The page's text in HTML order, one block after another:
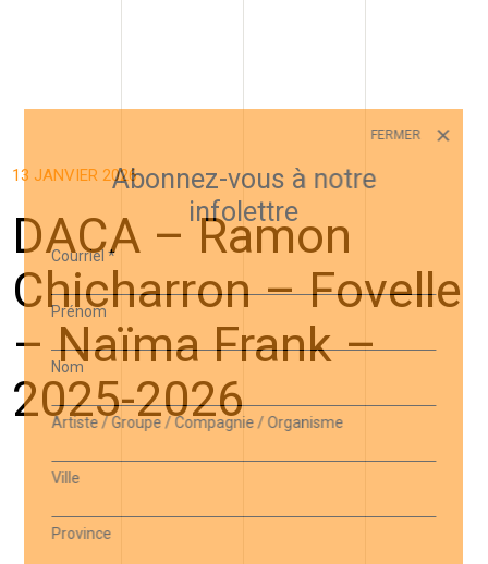
13 JANVIER 2026
DACA – Ramon
Chicharron – Fovelle
– Naïma Frank –
2025-2026
FERMER
Abonnez-vous à notre
infolettre
Courriel*
Prénom
Nom
Artiste / Groupe / Compagnie / Organisme
Ville
Province